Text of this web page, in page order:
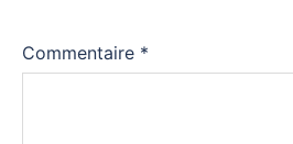
Commentaire *